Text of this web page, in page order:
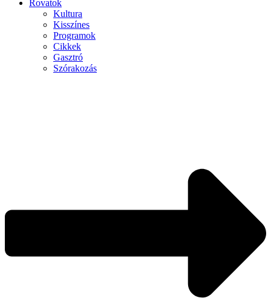
Rovatok
Kultura
Kisszínes
Programok
Cikkek
Gasztró
Szórakozás